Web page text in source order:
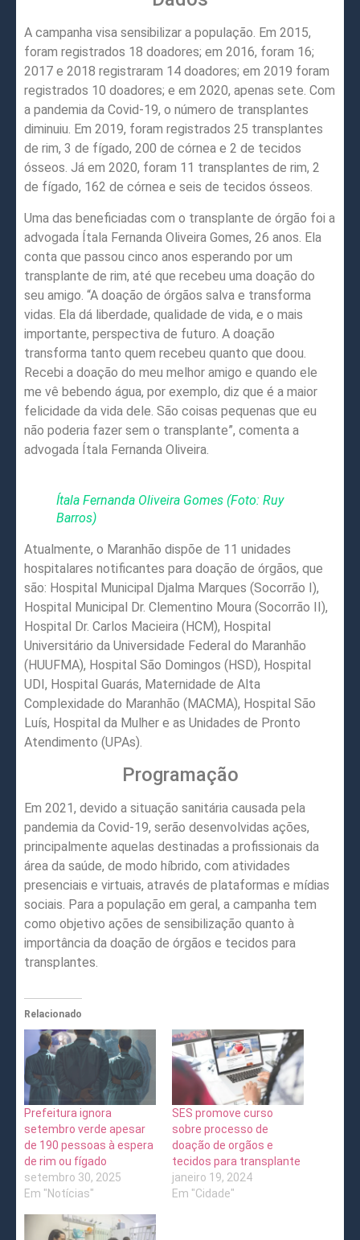
A campanha visa sensibilizar a população. Em 2015,
foram registrados 18 doadores; em 2016, foram 16;
2017 e 2018 registraram 14 doadores; em 2019 foram
registrados 10 doadores; e em 2020, apenas sete. Com
a pandemia da Covid-19, o número de transplantes
diminuiu. Em 2019, foram registrados 25 transplantes
de rim, 3 de fígado, 200 de córnea e 2 de tecidos
ósseos. Já em 2020, foram 11 transplantes de rim, 2
de fígado, 162 de córnea e seis de tecidos ósseos.
Uma das beneficiadas com o transplante de órgão foi a
advogada Ítala Fernanda Oliveira Gomes, 26 anos. Ela
conta que passou cinco anos esperando por um
transplante de rim, até que recebeu uma doação do
seu amigo. “A doação de órgãos salva e transforma
vidas. Ela dá liberdade, qualidade de vida, e o mais
importante, perspectiva de futuro. A doação
transforma tanto quem recebeu quanto que doou.
Recebi a doação do meu melhor amigo e quando ele
me vê bebendo água, por exemplo, diz que é a maior
felicidade da vida dele. São coisas pequenas que eu
não poderia fazer sem o transplante”, comenta a
advogada Ítala Fernanda Oliveira.
Ítala Fernanda Oliveira Gomes (Foto: Ruy
Barros)
Atualmente, o Maranhão dispõe de 11 unidades
hospitalares notificantes para doação de órgãos, que
são: Hospital Municipal Djalma Marques (Socorrão I),
Hospital Municipal Dr. Clementino Moura (Socorrão II),
Hospital Dr. Carlos Macieira (HCM), Hospital
Universitário da Universidade Federal do Maranhão
(HUUFMA), Hospital São Domingos (HSD), Hospital
UDI, Hospital Guarás, Maternidade de Alta
Complexidade do Maranhão (MACMA), Hospital São
Luís, Hospital da Mulher e as Unidades de Pronto
Atendimento (UPAs).
Programação
Em 2021, devido a situação sanitária causada pela
pandemia da Covid-19, serão desenvolvidas ações,
principalmente aquelas destinadas a profissionais da
área da saúde, de modo híbrido, com atividades
presenciais e virtuais, através de plataformas e mídias
sociais. Para a população em geral, a campanha tem
como objetivo ações de sensibilização quanto à
importância da doação de órgãos e tecidos para
transplantes.
Relacionado
Prefeitura ignora
setembro verde apesar
de 190 pessoas à espera
de rim ou fígado
setembro 30, 2025
Em "Notícias"
SES promove curso
sobre processo de
doação de orgãos e
tecidos para transplante
janeiro 19, 2024
Em "Cidade"